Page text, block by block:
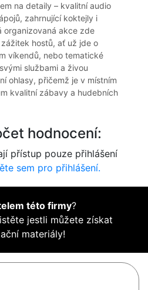
na detaily – kvalitní audio
zahrnující koktejly i
organizovaná akce zde
hostů, ať už jde o
víkendů, nebo tematické
službami a živou
ohlasy, přičemž je v místním
kvalitní zábavy a hudebních
hodnocení:
přístup pouze přihlášení
sem pro přihlášení.
této firmy?
jestli můžete získat
materiály!